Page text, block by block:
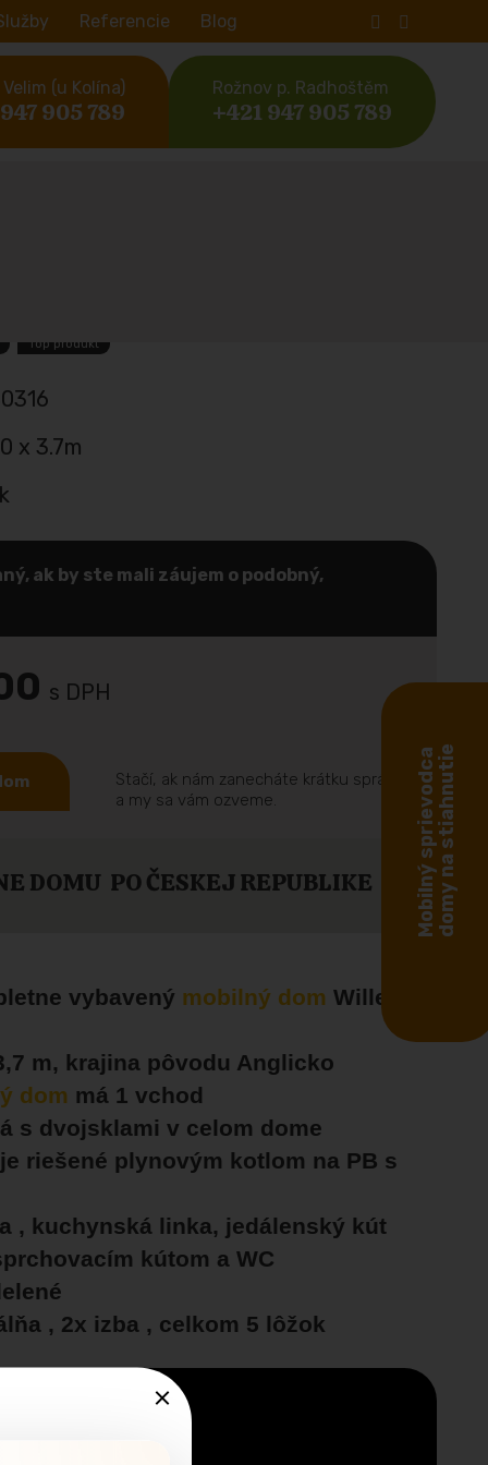
Referencie Blog
Velim (u Kolína)
905 789
Rožnov p. Radhoštěm
+421 947 905 789
Top produkt
x 3.7m
ak by ste mali záujem o podobný,
s DPH
Stačí, ak nám zanecháte krátku správu
a my sa vám ozveme.
DOMU PO ČESKEJ REPUBLIKE
vybavený mobilný dom Willerby
m, krajina pôvodu Anglicko
dom má 1 vchod
s dvojsklami v celom dome
riešené plynovým kotlom na PB s
, kuchynská linka, jedálenský kút
kútom a WC
, 2x izba , celkom 5 lôžok
Mobilný sprievodcadomy na stiahnutie